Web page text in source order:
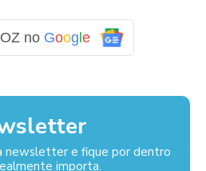
no Google
newsletter e fique por dentro
importa.